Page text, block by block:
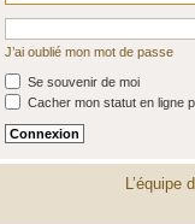
J’ai oublié mon mot de passe
Se souvenir de moi
Cacher mon statut en ligne
L’équipe